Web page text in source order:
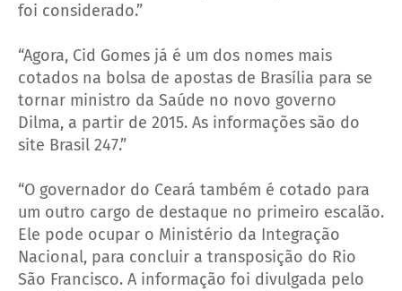
foi considerado.”
“Agora, Cid Gomes já é um dos nomes mais
cotados na bolsa de apostas de Brasília para se
tornar ministro da Saúde no novo governo
Dilma, a partir de 2015. As informações são do
site Brasil 247.”
“O governador do Ceará também é cotado para
um outro cargo de destaque no primeiro escalão.
Ele pode ocupar o Ministério da Integração
Nacional, para concluir a transposição do Rio
São Francisco. A informação foi divulgada pelo